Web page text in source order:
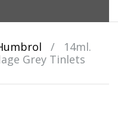
/
14ml.
Grey Tinlets